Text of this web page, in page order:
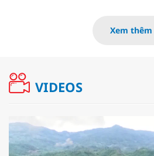
Xem thêm
VIDEOS